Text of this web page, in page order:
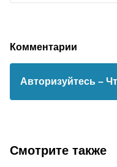
Комментарии
Авторизуйтесь –
Смотрите также